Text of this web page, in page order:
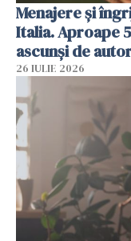
Menajere și
Italia. Aproape
ascunși de
26 IULIE 2026